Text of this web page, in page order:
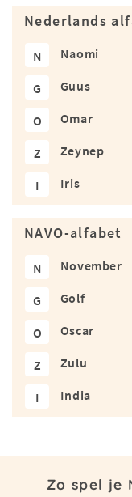
Nederlands
N Naomi
G Guus
O Omar
Z Zeynep
I Iris
NAVO-alfabet
N November
G Golf
O Oscar
Z Zulu
I India
Zo spel je